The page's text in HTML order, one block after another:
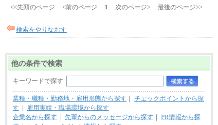
す。
中途：
月給制
226,600円～390,100円（勤務地域等により異なりま
ます。
・試用期間中も同額支給します。
<<先頭のページ <前のページ 1 次のページ> 最後のページ>>
検索をやりなおす
他の条件で検索
キーワードで探す
業種・職種・勤務地・雇用形態から探す ｜ チェックポイントから探
す ｜
雇用実績・職場環境から探す
企業名から探す ｜ 先輩からのメッセージから探す ｜ PR情報から探